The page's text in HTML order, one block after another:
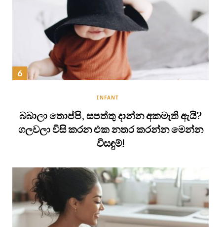
INFANT
බබාලා තොප්පි, සපත්තු දාන්න අකමැති ඇයි?
ගලවලා විසි කරන එක නතර කරන්න මෙන්න
විසඳුම්!